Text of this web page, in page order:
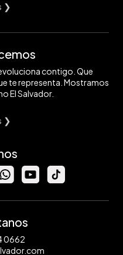
❯
contigo. Que
te representa. Mostramos
El Salvador.
❯
0662